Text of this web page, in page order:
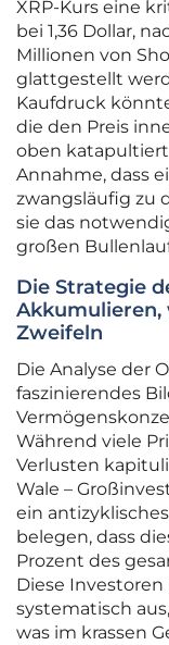
XRP-Kurs eine
bei 1,36 Dollar,
Millionen von
glattgestellt
Kaufdruck
die den Preis
oben
Annahme, dass
zwangsläufig zu
sie das
großen
Die Strategie
Akkumulieren,
Zweifeln
Die Analyse der
faszinierendes
Während viele
Verlusten
Wale –
ein
belegen, dass
Prozent des
Diese
systematisch
was im krassen